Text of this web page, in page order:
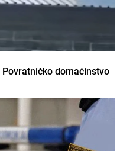
domaćinstvo